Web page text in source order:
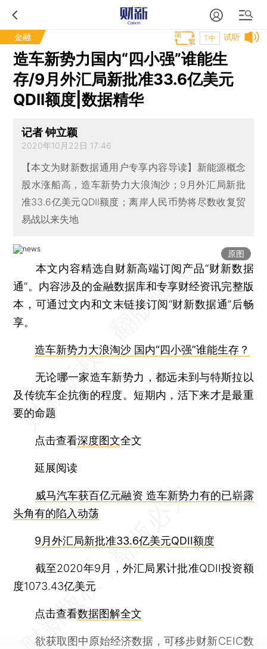
金融 试听
T中
造车新势力国内“四小强”谁能生
存/9月外汇局新批准33.6亿美元
QDII额度|数据精华
记者 钟立颖
2020年10月22日 17:46
【本文为财新数据通用户专享内容导读】新能源概念
股水涨船高，造车新势力大浪淘沙；9月外汇局新批
准33.6亿美元QDII额度；离岸人民币势将尽数收复贸
易战以来失地
原图
本文内容精选自财新高端订阅产品“财新数据
通”。内容涉及的金融数据库和专享财经资讯完整版
本，可通过文内和文末链接订阅“财新数据通”后畅
享。
造车新势力大浪淘沙 国内“四小强”谁能生存？
无论哪一家造车新势力，都远未到与特斯拉以
及传统车企抗衡的程度。短期内，活下来才是最重
要的命题
点击查看深度图文全文
延展阅读
威马汽车获百亿元融资 造车新势力有的已崭露
头角有的陷入动荡
9月外汇局新批准33.6亿美元QDII额度
截至2020年9月，外汇局累计批准QDII投资额
度1073.43亿美元
点击查看数据图解全文
欲获取图中原始经济数据，可移步财新CEIC数